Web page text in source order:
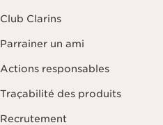
Club Clarins
Parrainer un ami
Actions responsables
Traçabilité des produits
Recrutement